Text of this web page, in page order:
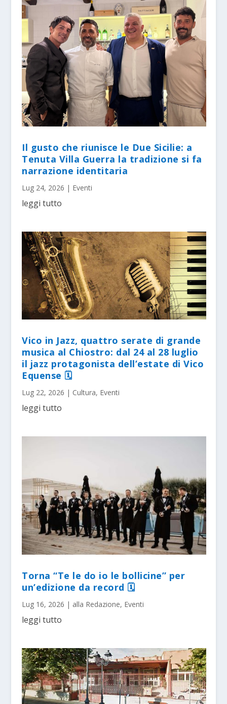
Il gusto che riunisce le Due Sicilie: a
Tenuta Villa Guerra la tradizione si fa
narrazione identitaria
Lug 24, 2026 | Eventi
leggi tutto
Vico in Jazz, quattro serate di grande
musica al Chiostro: dal 24 al 28 luglio
il jazz protagonista dell’estate di Vico
Equense 🗓
Lug 22, 2026 | Cultura, Eventi
leggi tutto
Torna “Te le do io le bollicine” per
un’edizione da record 🗓
Lug 16, 2026 | alla Redazione, Eventi
leggi tutto